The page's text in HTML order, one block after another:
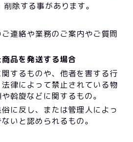
除する事があります。
連絡や業務のご案内やご質問
品を発送する場合
するものや、他者を害する行
律によって禁止されている物
斡旋などに関するもの。
に反し、または管理人によっ
いと認められるもの。